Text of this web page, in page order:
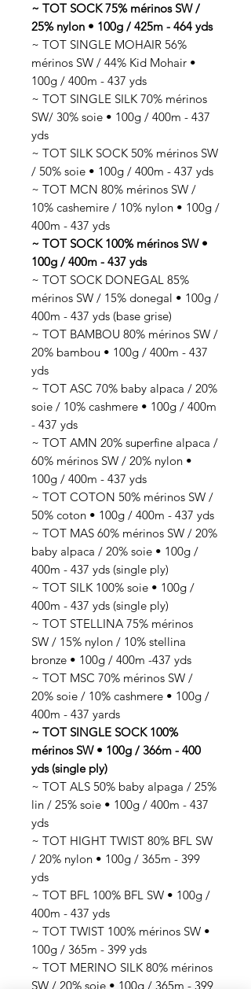
~ TOT SOCK 75% mérinos SW /
25% nylon • 100g / 425m - 464 yds
~ TOT SINGLE MOHAIR 56%
mérinos SW / 44% Kid Mohair •
100g / 400m - 437 yds
~ TOT SINGLE SILK 70% mérinos
SW/ 30% soie • 100g / 400m - 437
yds
~ TOT SILK SOCK 50% mérinos SW
/ 50% soie • 100g / 400m - 437 yds
~ TOT MCN 80% mérinos SW /
10% cashemire / 10% nylon • 100g /
400m - 437 yds
~ TOT SOCK 100% mérinos SW •
100g / 400m - 437 yds
~ TOT SOCK DONEGAL 85%
mérinos SW / 15% donegal • 100g /
400m - 437 yds (base grise)
~ TOT BAMBOU 80% mérinos SW /
20% bambou • 100g / 400m - 437
yds
~ TOT ASC 70% baby alpaca / 20%
soie / 10% cashmere • 100g / 400m
- 437 yds
~ TOT AMN 20% superfine alpaca /
60% mérinos SW / 20% nylon •
100g / 400m - 437 yds
~ TOT COTON 50% mérinos SW /
50% coton • 100g / 400m - 437 yds
~ TOT MAS 60% mérinos SW / 20%
baby alpaca / 20% soie • 100g /
400m - 437 yds (single ply)
~ TOT SILK 100% soie • 100g /
400m - 437 yds (single ply)
~ TOT STELLINA 75% mérinos
SW / 15% nylon / 10% stellina
bronze • 100g / 400m -437 yds
~ TOT MSC 70% mérinos SW /
20% soie / 10% cashmere • 100g /
400m - 437 yards
~ TOT SINGLE SOCK 100%
mérinos SW • 100g / 366m - 400
yds (single ply)
~ TOT ALS 50% baby alpaga / 25%
lin / 25% soie • 100g / 400m - 437
yds
~ TOT HIGHT TWIST 80% BFL SW
/ 20% nylon • 100g / 365m - 399
yds
~ TOT BFL 100% BFL SW • 100g /
400m - 437 yds
~ TOT TWIST 100% mérinos SW •
100g / 365m - 399 yds
~ TOT MERINO SILK 80% mérinos
SW / 20% soie • 100g / 365m - 399